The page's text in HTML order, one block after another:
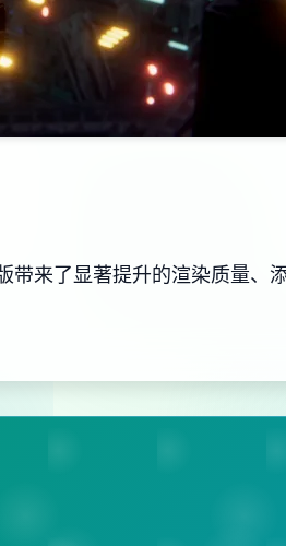
来了显著提升的渲染质量、